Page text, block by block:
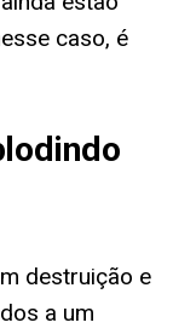
caso, é
destruição e
a um